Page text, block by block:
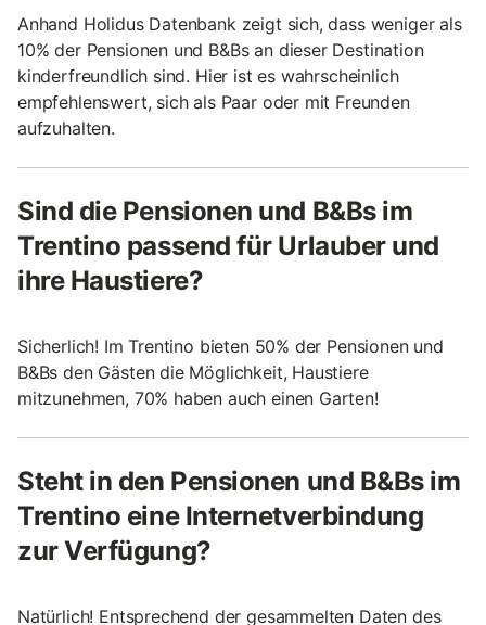
Anhand Holidus Datenbank zeigt sich, dass weniger als
10% der Pensionen und B&Bs an dieser Destination
kinderfreundlich sind. Hier ist es wahrscheinlich
empfehlenswert, sich als Paar oder mit Freunden
aufzuhalten.
Sind die Pensionen und B&Bs im
Trentino passend für Urlauber und
ihre Haustiere?
Sicherlich! Im Trentino bieten 50% der Pensionen und
B&Bs den Gästen die Möglichkeit, Haustiere
mitzunehmen, 70% haben auch einen Garten!
Steht in den Pensionen und B&Bs im
Trentino eine Internetverbindung
zur Verfügung?
Natürlich! Entsprechend der gesammelten Daten des